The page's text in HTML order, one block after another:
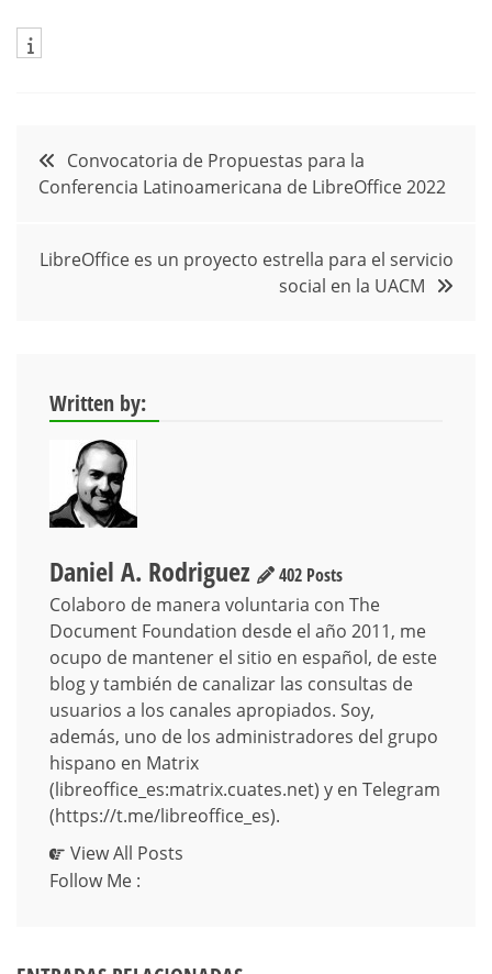
Navegación
de
entradas
Convocatoria de Propuestas para la
Conferencia Latinoamericana de LibreOffice 2022
LibreOffice es un proyecto estrella para el servicio
social en la UACM
Written by:
Daniel A. Rodriguez
402 Posts
Colaboro de manera voluntaria con The
Document Foundation desde el año 2011, me
ocupo de mantener el sitio en español, de este
blog y también de canalizar las consultas de
usuarios a los canales apropiados. Soy,
además, uno de los administradores del grupo
hispano en Matrix
(libreoffice_es:matrix.cuates.net) y en Telegram
(https://t.me/libreoffice_es).
View All Posts
Follow Me :